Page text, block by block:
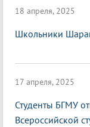
18 апреля, 2025
Школьники
17 апреля, 2025
Студенты БГМУ
Всероссийской